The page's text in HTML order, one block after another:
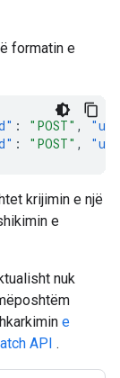
formatin e
: "POST" ,
: "POST" ,
krijimin e një
e
nuk
e
API .